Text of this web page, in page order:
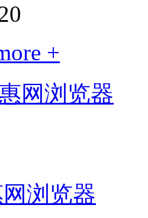
+
网浏览器
浏览器